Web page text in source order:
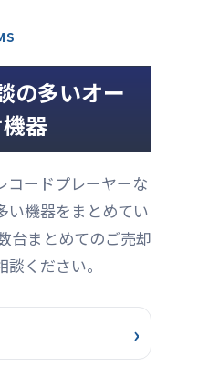
品は、使用に伴う小キズや
また、片方のシャーシはサ
ビが少々目立ちますが、ご
使用には差し支えの無い程
度です。 システムに繋いで
音出し確認をしましたが、
どちらのアンプとも音出し
に問題はありませんでし
た。また、背面の各端子も
全て正常に動作していま
す。
の多いオー
器
コードプレーヤーな
い機器をまとめてい
台まとめてのご売却
ください。